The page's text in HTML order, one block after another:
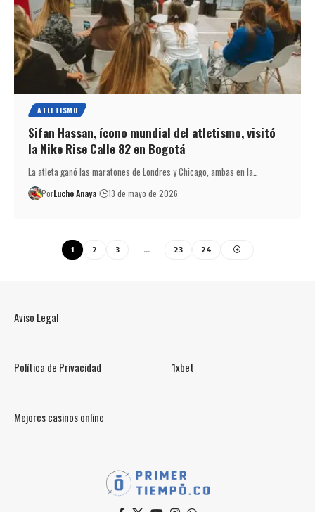
ATLETISMO
Sifan Hassan, ícono mundial del atletismo, visitó
la Nike Rise Calle 82 en Bogotá
La atleta ganó las maratones de Londres y Chicago, ambas en la…
PorLucho Anaya 13 de mayo de 2026
1 2 3 … 23 24
Aviso Legal
Política de Privacidad 1xbet
Mejores casinos online